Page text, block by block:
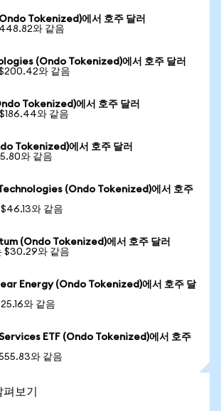
Tokenized)에서 호주 달러
와 같음
(Ondo Tokenized)에서 호주 달러
와 같음
Tokenized)에서 호주 달러
와 같음
Tokenized)에서 호주 달러
와 같음
(Ondo Tokenized)에서 호주
와 같음
(Ondo Tokenized)에서 호주 달러
$30.29와 같음
Energy (Ondo Tokenized)에서 호주 달
와 같음
ETF (Ondo Tokenized)에서 호주
와 같음
보기